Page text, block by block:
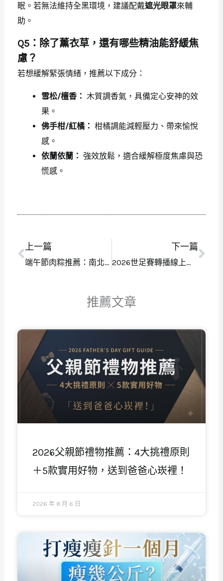
眠。若無法維持全黑環境，建議配戴遮光眼罩來輔
助。
Q5：除了薰衣草，還有哪些精油能舒緩焦
慮？
若想緩解緊張情緒，推薦以下成分：
雪松/檀香： 木質調香氣，具備定心安神的效
果。
佛手柑/紅橘： 柑橘調能減輕壓力、帶來愉悅
感。
依蘭依蘭： 強效放鬆，適合緩解極度焦慮與恐
慌感。
上一頁
上一篇
端午節肉粽推薦：南北粽差別與十大必吃名店
下一篇
2026世足賽轉播線上看：台灣賽程時間與免熬夜攻略
下
推薦文章
2026父親節禮物推薦：4大挑禮原則
＋5款實用好物，送到爸爸心崁裡！
2026 年 8 月 6 日
面 面 面 面 面